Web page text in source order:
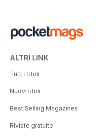
ALTRI LINK
Tutti i titoli
Nuovi titoli
Best Selling Magazines
Riviste gratuite